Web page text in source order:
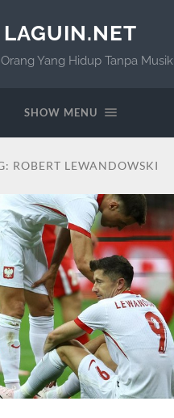
LAGUIN.NET
Yang Hidup Tanpa Musik
SHOW MENU
ROBERT LEWANDOWSKI